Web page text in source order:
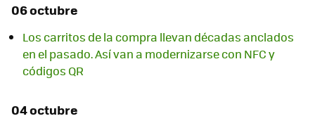
06 octubre
Los carritos de la compra llevan décadas anclados
en el pasado. Así van a modernizarse con NFC y
códigos QR
04 octubre